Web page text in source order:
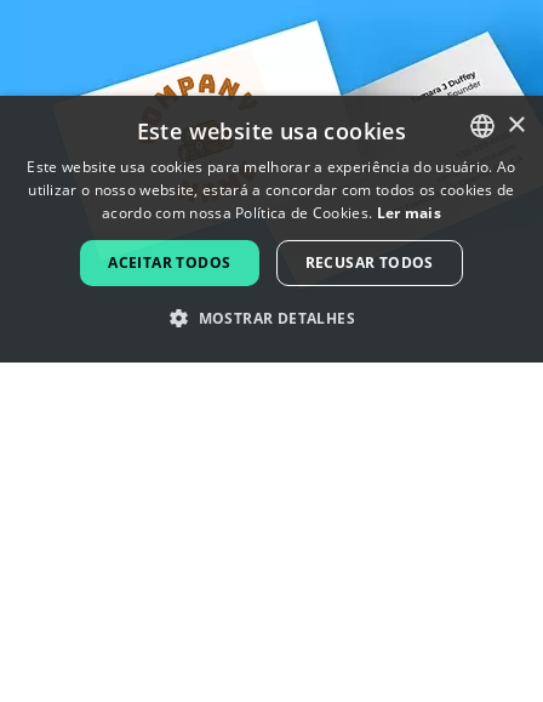
ENGLISH
FRENCH
DUTCH
×
Este website usa cookies
Este website usa cookies para melhorar a experiência do usuário. Ao
utilizar o nosso website, estará a concordar com todos os cookies de
acordo com nossa Política de Cookies. Ler mais
ACEITAR TODOS RECUSAR TODOS
MOSTRAR DETALHES